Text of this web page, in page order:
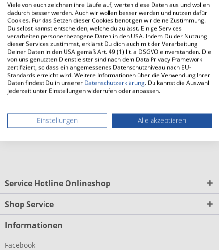
ODLO INTENSITY COVER SAFETY LIGHT
Handschuhe
winddicht
Reflektierende Details
Touchscreen-kompatibel
29,90 € * 35,00 € *
Merken
Mehr Informationen
Service Hotline Onlineshop
Shop Service
Informationen
Facebook
Viele von euch zeichnen ihre Läufe auf, werten diese Daten aus und wollen
dadurch besser werden. Auch wir wollen besser werden und nutzen dafür
Cookies. Für das Setzen dieser Cookies benötigen wir deine Zustimmung.
Du selbst kannst entscheiden, welche du zulässt. Einige Services
verarbeiten personenbezogene Daten in den USA. Indem Du der Nutzung
dieser Services zustimmst, erklärst Du dich auch mit der Verarbeitung
Deiner Daten in den USA gemäß Art. 49 (1) lit. a DSGVO einverstanden. Die
von uns genutzten Dienstleister sind nach dem Data Privacy Framework
zertifiziert, so dass ein angemessenes Datenschutzniveau nach EU-
Standards erreicht wird. Weitere Informationen über die Verwendung Ihrer
Daten findest Du in unserer Datenschutzerklärung. Du kannst die Auswahl
jederzeit unter Einstellungen widerrufen oder anpassen.
Einstellungen Alle akzeptieren